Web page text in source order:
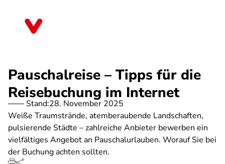
Pauschalreise – Tipps für die
Reisebuchung im Internet
Stand:28. November 2025
Weiße Traumstrände, atemberaubende Landschaften,
pulsierende Städte – zahlreiche Anbieter bewerben ein
vielfältiges Angebot an Pauschalurlauben. Worauf Sie bei
der Buchung achten sollten.